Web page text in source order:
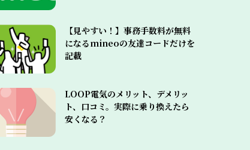
【見やすい！】事務手数料が無料
になるmineoの友達コードだけを
記載
LOOP電気のメリット、デメリッ
ト、口コミ。実際に乗り換えたら
安くなる？